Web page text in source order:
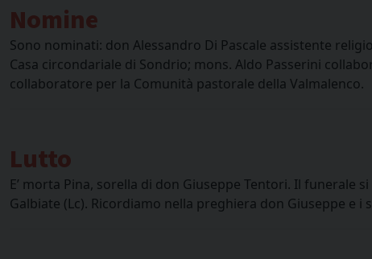
Nomine
Sono nominati: don Alessandro Di Pascale assistente
Casa circondariale di Sondrio; mons. Aldo Passerini
collaboratore per la Comunità pastorale della Valmalenco.
Lutto
E’ morta Pina, sorella di don Giuseppe Tentori. Il funerale
Galbiate (Lc). Ricordiamo nella preghiera don Giuseppe e i